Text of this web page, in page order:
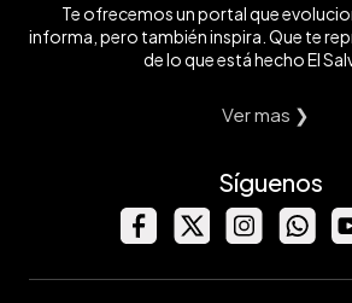
Te ofrecemos un portal que
informa, pero también inspira. Que te
de lo que está hecho El
Ver mas ❯
Síguenos